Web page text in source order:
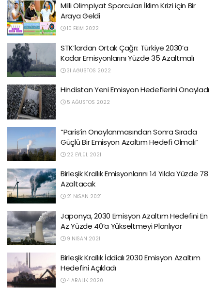
Milli Olimpiyat Sporcuları İklim Krizi için Bir
Araya Geldi
10 EKIM 2022
STK’lardan Ortak Çağrı: Türkiye 2030’a
Kadar Emisyonlarını Yüzde 35 Azaltmalı
31 AĞUSTOS 2022
Hindistan Yeni Emisyon Hedeflerini Onayladı
5 AĞUSTOS 2022
“Paris’in Onaylanmasından Sonra Sırada
Güçlü Bir Emisyon Azaltım Hedefi Olmalı”
22 EYLÜL 2021
Birleşik Krallık Emisyonlarını 14 Yılda Yüzde 78
Azaltacak
21 NISAN 2021
Japonya, 2030 Emisyon Azaltım Hedefini En
Az Yüzde 40’a Yükseltmeyi Planlıyor
9 NISAN 2021
Birleşik Krallık İddialı 2030 Emisyon Azaltım
Hedefini Açıkladı
4 ARALIK 2020